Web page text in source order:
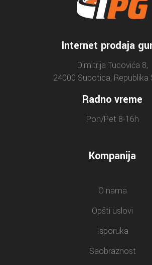
Internet prodaja
Dimitrija Tucovića 8,
24000 Subotica, Republika
Radno vreme
Pon/Pet 8-16h
Kompanija
O nama
Opšti uslovi
Isporuka
Saobraznost